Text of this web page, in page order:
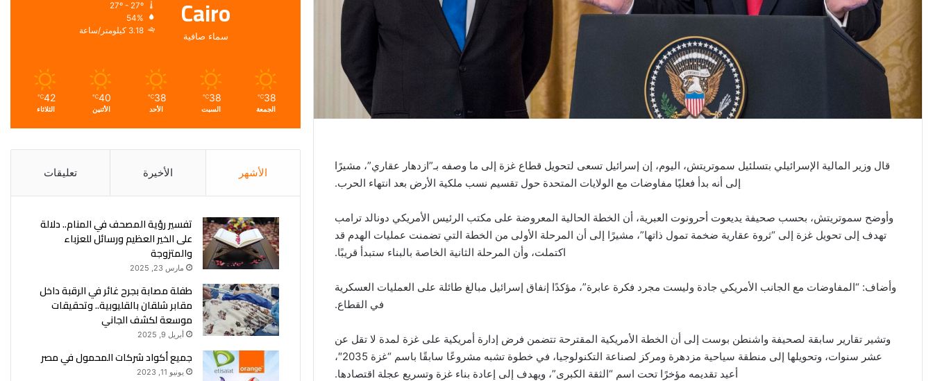
قال وزير المالية الإسرائيلي بتسلئيل سموتريتش، اليوم، إن إسرائيل تسعى لتحويل قطاع غزة إلى ما وصفه بـ”ازدهار عقاري”، مشيرًا
إلى أنه بدأ فعليًا مفاوضات مع الولايات المتحدة حول تقسيم نسب ملكية الأرض بعد انتهاء الحرب.
وأوضح سموتريتش، بحسب صحيفة يديعوت أحرونوت العبرية، أن الخطة الحالية المعروضة على مكتب الرئيس الأمريكي دونالد ترامب
تهدف إلى تحويل غزة إلى “ثروة عقارية ضخمة تمول ذاتها”، مشيرًا إلى أن المرحلة الأولى من الخطة التي تضمنت عمليات الهدم قد
اكتملت، وأن المرحلة الثانية الخاصة بالبناء ستبدأ قريبًا.
وأضاف: “المفاوضات مع الجانب الأمريكي جادة وليست مجرد فكرة عابرة”، مؤكدًا إنفاق إسرائيل مبالغ طائلة على العمليات العسكرية
في القطاع.
وتشير تقارير سابقة لصحيفة واشنطن بوست إلى أن الخطة الأمريكية المقترحة تتضمن فرض إدارة أمريكية على غزة لمدة لا تقل عن
عشر سنوات، وتحويلها إلى منطقة سياحية مزدهرة ومركز لصناعة التكنولوجيا، في خطوة تشبه مشروعًا سابقًا باسم “غزة 2035″،
أعيد تقديمه مؤخرًا تحت اسم “الثقة الكبرى”، ويهدف إلى إعادة بناء غزة وتسريع عجلة اقتصادها.
Cairo
سماء صافية
54%
3.18 كيلومتر/ساعة
38
℃
الجمعة
38
℃
السبت
38
℃
الأحد
40
℃
الأثنين
42
℃
الثلاثاء
الأشهر الأخيرة تعليقات
تفسير رؤية المصحف في المنام.. دلالة
على الخير العظيم ورسائل للعزباء
والمتزوجة
مارس 23, 2025
طفلة مصابة بجرح غائر في الرقبة داخل
مقابر شلقان بالقليوبية.. وتحقيقات
موسعة لكشف الجاني
أبريل 9, 2025
جميع أكواد شركات المحمول في مصر
يونيو 11, 2023